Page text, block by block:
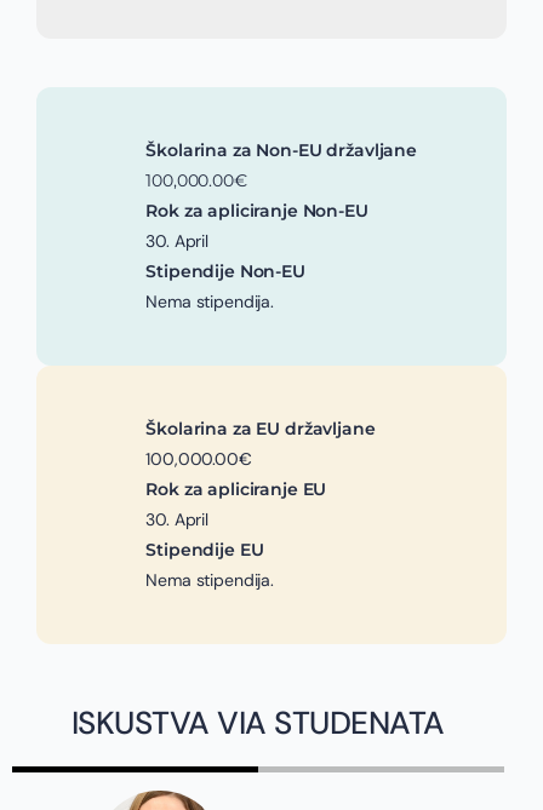
Školarina za Non-EU državljane
100,000.00€
Rok za apliciranje Non-EU
30. April
Stipendije Non-EU
Nema stipendija.
Školarina za EU državljane
100,000.00€
Rok za apliciranje EU
30. April
Stipendije EU
Nema stipendija.
ISKUSTVA VIA STUDENATA